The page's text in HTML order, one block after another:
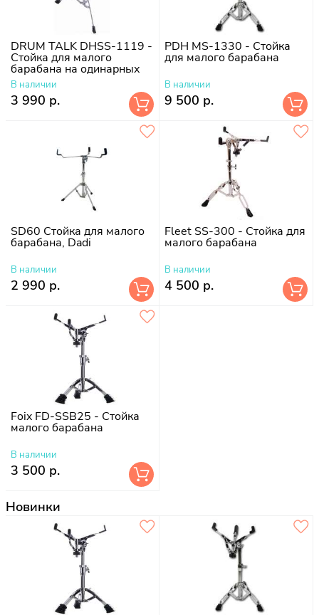
DRUM TALK DHSS-1119 -
Стойка для малого
барабана на одинарных
ножках Blue Star
В наличии
3 990 р.
PDH MS-1330 - Стойка
для малого барабана
В наличии
9 500 р.
SD60 Стойка для малого
барабана, Dadi
В наличии
2 990 р.
Fleet SS-300 - Стойка для
малого барабана
В наличии
4 500 р.
Foix FD-SSB25 - Стойка
малого барабана
В наличии
3 500 р.
Новинки